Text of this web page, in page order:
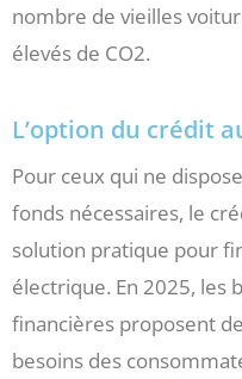
nombre de vieilles
élevés de CO2.
L’option du crédit
Pour ceux qui ne
fonds nécessaires, le
solution pratique pour
électrique. En 2025, les
financières proposent
besoins des